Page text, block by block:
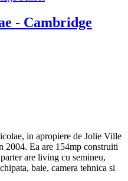
- Cambridge
in apropiere de Jolie Ville
2004. Ea are 154mp construiti
are living cu semineu,
baie, camera tehnica si